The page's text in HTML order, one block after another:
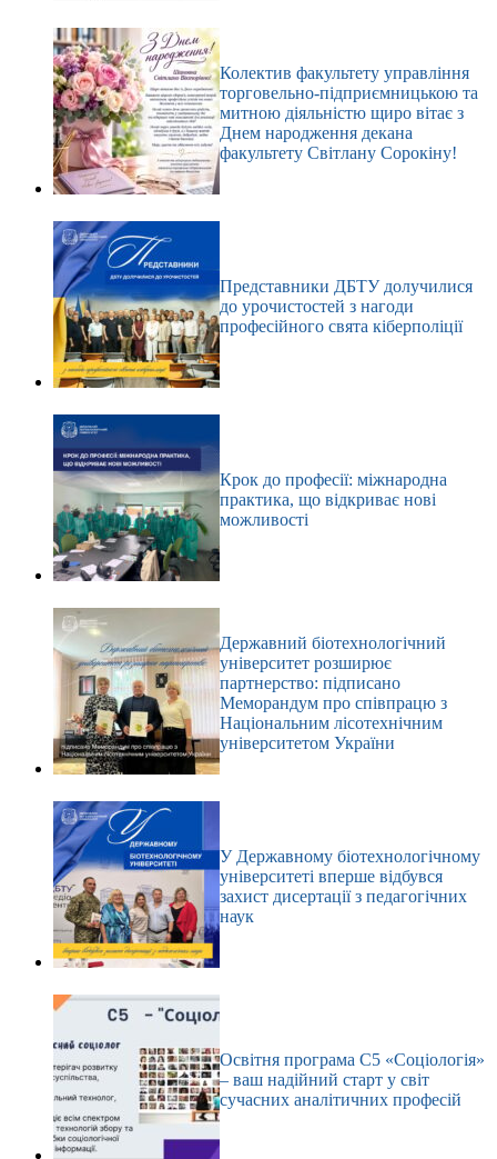
Колектив факультету управління
торговельно-підприємницькою та
митною діяльністю щиро вітає з
Днем народження декана
факультету Світлану Сорокіну!
Представники ДБТУ долучилися
до урочистостей з нагоди
професійного свята кіберполіції
Крок до професії: міжнародна
практика, що відкриває нові
можливості
Державний біотехнологічний
університет розширює
партнерство: підписано
Меморандум про співпрацю з
Національним лісотехнічним
університетом України
У Державному біотехнологічному
університеті вперше відбувся
захист дисертації з педагогічних
наук
Освітня програма С5 «Соціологія»
– ваш надійний старт у світ
сучасних аналітичних професій